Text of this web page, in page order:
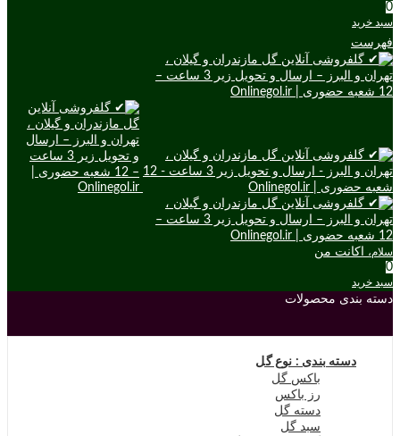
0
سبد خرید
فهرست
سلام،
اکانت من
0
سبد خرید
دسته بندی محصولات
دسته بندی : نوع گل
باکس گل
رز باکس
دسته گل
سبد گل